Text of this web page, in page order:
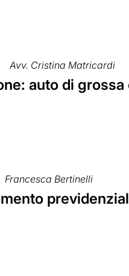
Avv. Cristina Matricardi
auto di
Francesca Bertinelli